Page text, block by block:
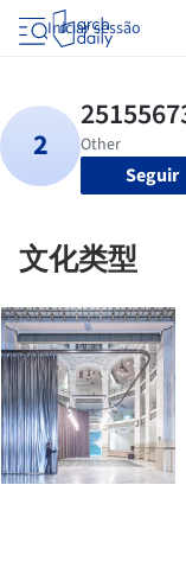
Iniciar sessão
Seguir
文化类型